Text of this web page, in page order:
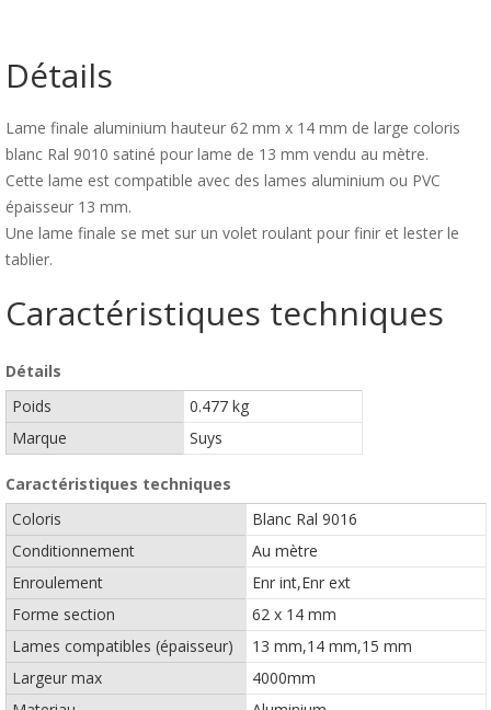
Détails
Lame finale aluminium hauteur 62 mm x 14 mm de large coloris
blanc Ral 9010 satiné pour lame de 13 mm vendu au mètre.
Cette lame est compatible avec des lames aluminium ou PVC
épaisseur 13 mm.
Une lame finale se met sur un volet roulant pour finir et lester le
tablier.
Caractéristiques techniques
Détails
Poids
0.477 kg
Marque
Suys
Caractéristiques techniques
Coloris
Blanc Ral 9016
Conditionnement
Au mètre
Enroulement
Enr int,Enr ext
Forme section
62 x 14 mm
Lames compatibles (épaisseur)
13 mm,14 mm,15 mm
Largeur max
4000mm